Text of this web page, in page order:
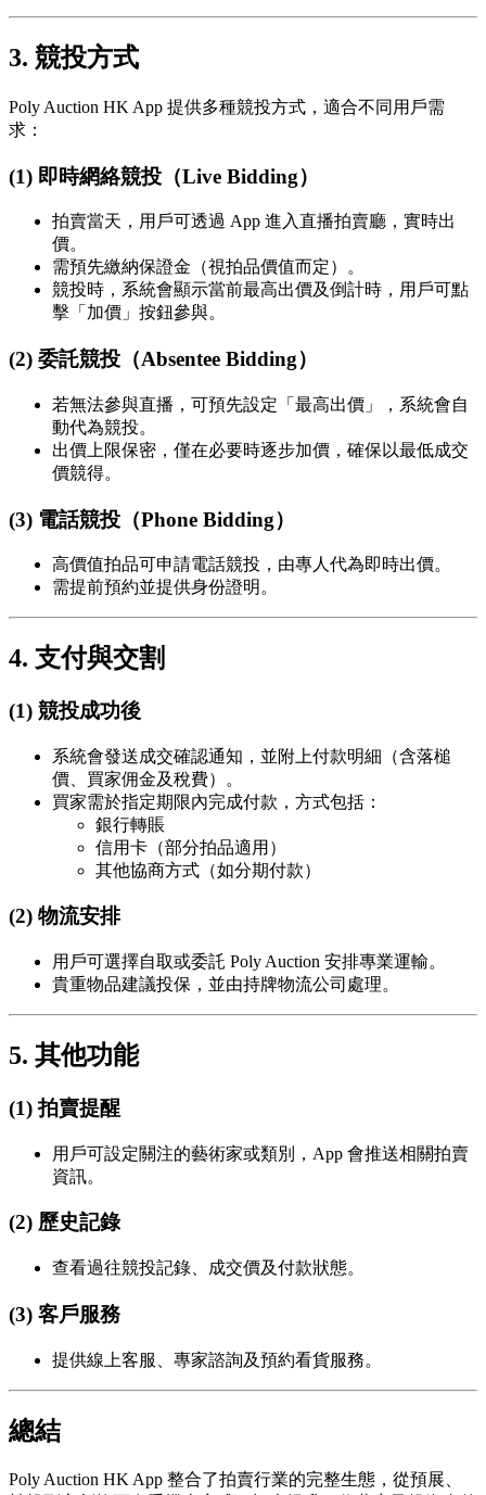
3. 競投方式
Poly Auction HK App 提供多種競投方式，適合不同用戶需
求：
(1) 即時網絡競投（Live Bidding）
拍賣當天，用戶可透過 App 進入直播拍賣廳，實時出
價。
需預先繳納保證金（視拍品價值而定）。
競投時，系統會顯示當前最高出價及倒計時，用戶可點
擊「加價」按鈕參與。
(2) 委託競投（Absentee Bidding）
若無法參與直播，可預先設定「最高出價」，系統會自
動代為競投。
出價上限保密，僅在必要時逐步加價，確保以最低成交
價競得。
(3) 電話競投（Phone Bidding）
高價值拍品可申請電話競投，由專人代為即時出價。
需提前預約並提供身份證明。
4. 支付與交割
(1) 競投成功後
系統會發送成交確認通知，並附上付款明細（含落槌
價、買家佣金及稅費）。
買家需於指定期限內完成付款，方式包括：
銀行轉賬
信用卡（部分拍品適用）
其他協商方式（如分期付款）
(2) 物流安排
用戶可選擇自取或委託 Poly Auction 安排專業運輸。
貴重物品建議投保，並由持牌物流公司處理。
5. 其他功能
(1) 拍賣提醒
用戶可設定關注的藝術家或類別，App 會推送相關拍賣
資訊。
(2) 歷史記錄
查看過往競投記錄、成交價及付款狀態。
(3) 客戶服務
提供線上客服、專家諮詢及預約看貨服務。
總結
Poly Auction HK App 整合了拍賣行業的完整生態，從預展、